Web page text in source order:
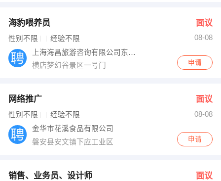
跟单
其他职位
海豹喂养员 面议
性别不限 经验不限
08-08
上海海昌旅游咨询有限公司东阳横店分公司
横店梦幻谷景区一号门
申请
网络推广 面议
性别不限 经验不限
08-08
金华市花溪食品有限公司
磐安县安文镇下应工业区
申请
销售、业务员、设计师 面议